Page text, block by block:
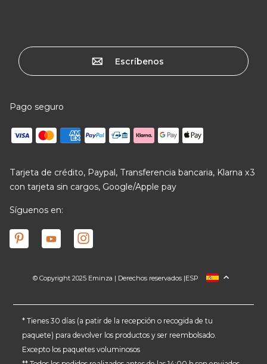
Escríbenos
Pago seguro
Tarjeta de crédito, Paypal, Transferencia bancaria, Klarna x3
con tarjeta sin cargos, Google/Apple pay
Síguenos en:
© Copyright 2025 Eminza | Derechos reservados |
FRANCIA
ALEMANIA
PAÍSES BAJOS
ESP
* Tienes 30 días (a patir de la recepción o recogida de tu
paquete) para devolver los productos y ser reembolsado.
Excepto los paquetes voluminosos